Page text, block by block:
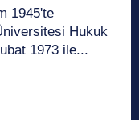
1945'te
Hukuk
1973 ile...